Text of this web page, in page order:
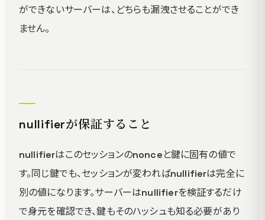
ができないサーバーは、どちらも漏洩させることができ
ません。
nullifierが保証すること
nullifierはこのセッションのnonceと鍵に固有の値で
す。同じ鍵でも、セッションが変わればnullifierは完全に
別の値になります。サーバーはnullifierを検証するだけ
で身元を確認でき、鍵もそのハッシュも知る必要があり